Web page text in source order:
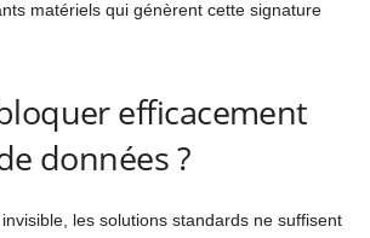
matériels qui génèrent cette signature
efficacement
données ?
les solutions standards ne suffisent